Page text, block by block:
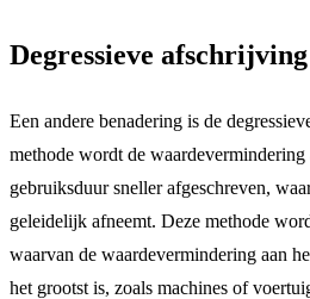
Degressieve afschrijving
Een andere benadering is de
methode wordt de waardevermindering
gebruiksduur sneller afgeschreven,
geleidelijk afneemt. Deze methode
waarvan de waardevermindering aan
het grootst is, zoals machines of